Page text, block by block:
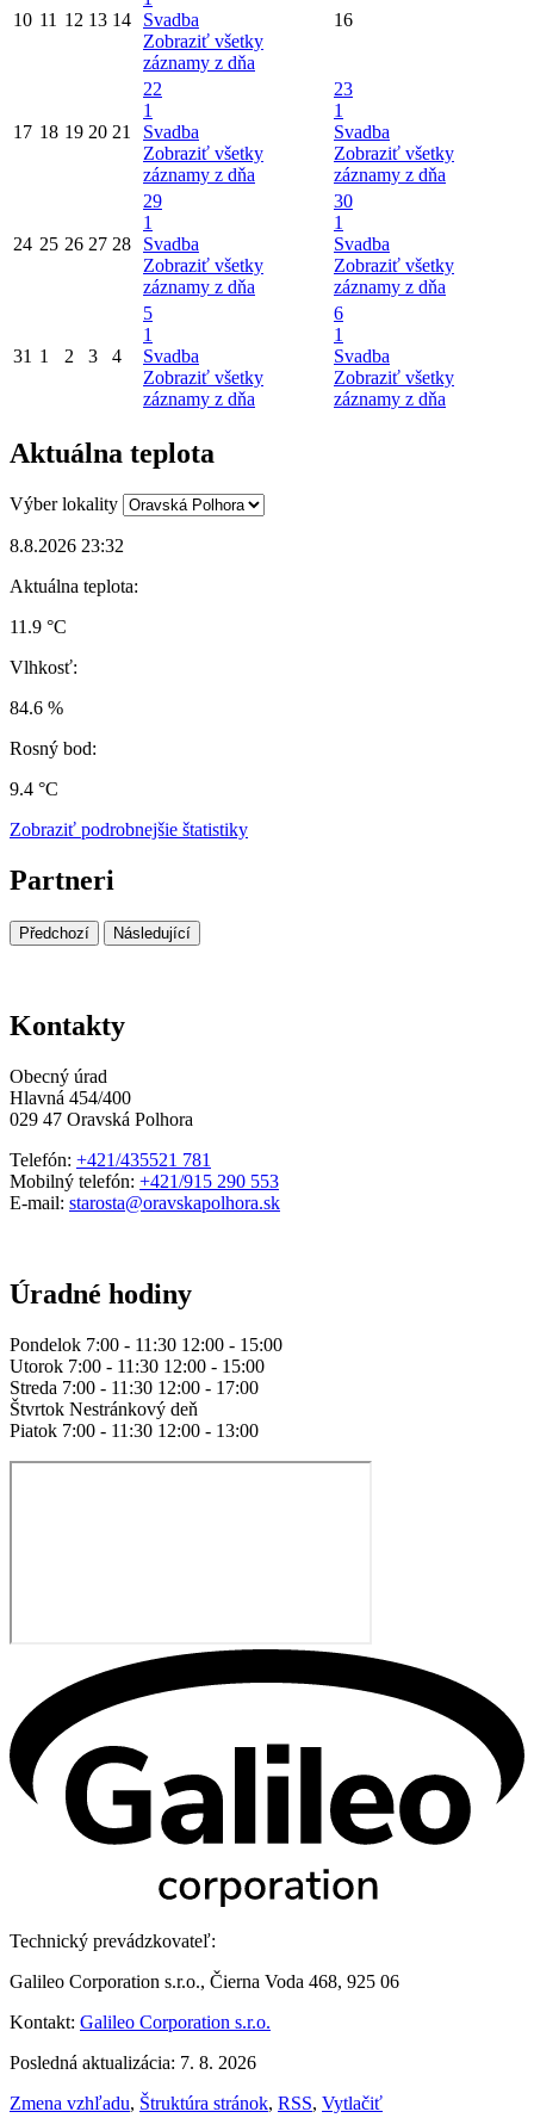
10 11 12 13 14
Svadba
Zobraziť všetky
záznamy z dňa
16
17 18 19 20 21
22
1
Svadba
Zobraziť všetky
záznamy z dňa
23
1
Svadba
Zobraziť všetky
záznamy z dňa
24 25 26 27 28
29
1
Svadba
Zobraziť všetky
záznamy z dňa
30
1
Svadba
Zobraziť všetky
záznamy z dňa
31 1 2 3 4
5
1
Svadba
Zobraziť všetky
záznamy z dňa
6
1
Svadba
Zobraziť všetky
záznamy z dňa
Aktuálna teplota
Výber lokality
8.8.2026 23:32
Aktuálna teplota:
11.9 °C
Vlhkosť:
84.6 %
Rosný bod:
9.4 °C
Zobraziť podrobnejšie štatistiky
Partneri
Předchozí Následující
Kontakty
Obecný úrad
Hlavná 454/400
029 47 Oravská Polhora
Telefón: +421/435521 781
Mobilný telefón: +421/915 290 553
E-mail: starosta@oravskapolhora.sk
Úradné hodiny
Pondelok 7:00 - 11:30 12:00 - 15:00
Utorok 7:00 - 11:30 12:00 - 15:00
Streda 7:00 - 11:30 12:00 - 17:00
Štvrtok Nestránkový deň
Piatok 7:00 - 11:30 12:00 - 13:00
Technický prevádzkovateľ:
Galileo Corporation s.r.o., Čierna Voda 468, 925 06
Kontakt: Galileo Corporation s.r.o.
Posledná aktualizácia: 7. 8. 2026
Zmena vzhľadu, Štruktúra stránok, RSS, Vytlačiť